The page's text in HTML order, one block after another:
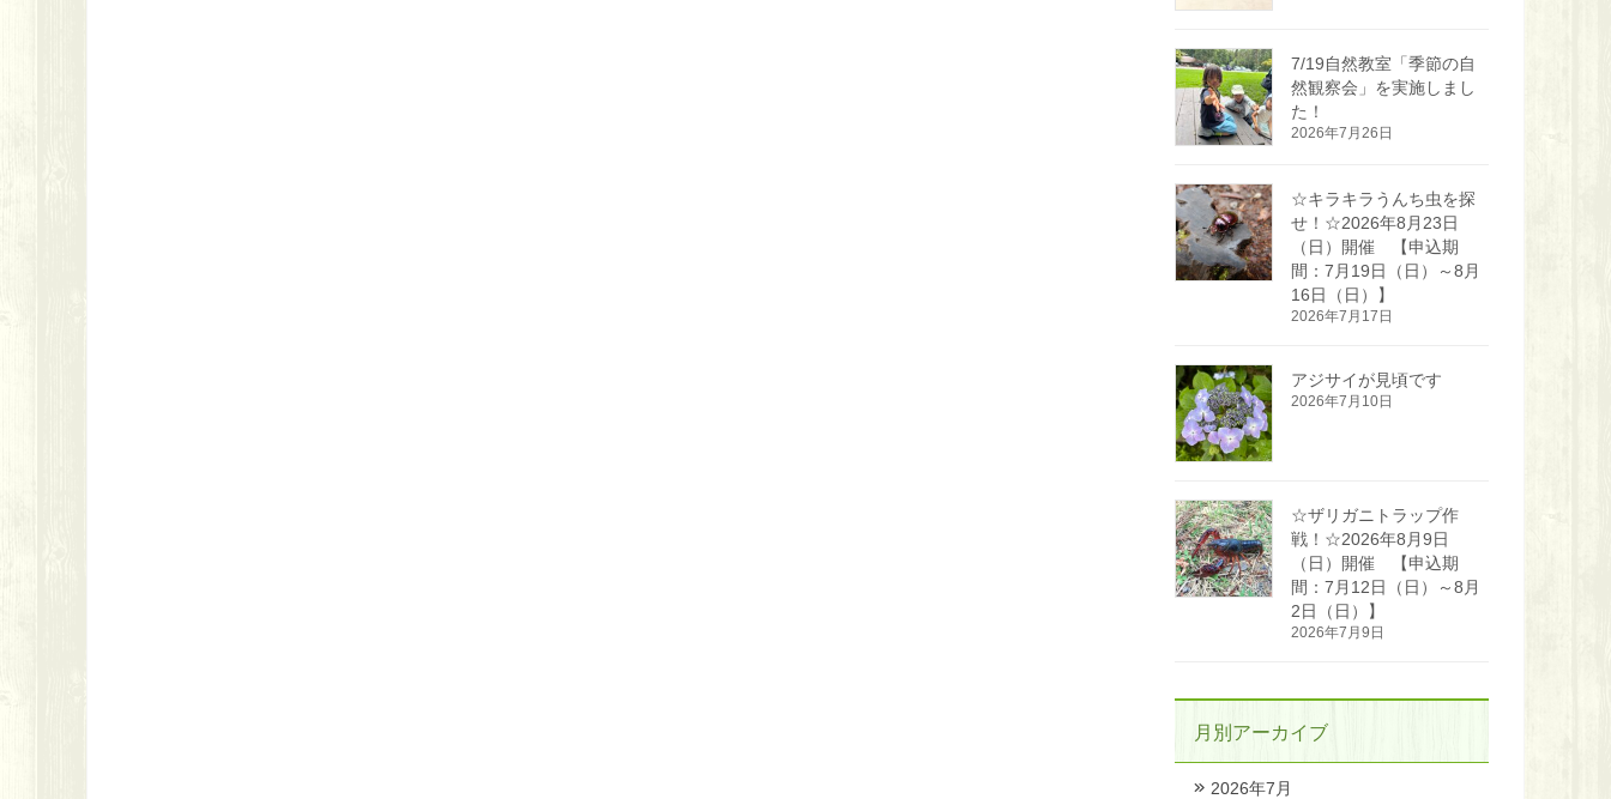
7/19自然教室「季節の自
然観察会」を実施しまし
た！
2026年7月26日
☆キラキラうんち虫を探
せ！☆2026年8月23日
（日）開催 【申込期
間：7月19日（日）～8月
16日（日）】
2026年7月17日
アジサイが見頃です
2026年7月10日
☆ザリガニトラップ作
戦！☆2026年8月9日
（日）開催 【申込期
間：7月12日（日）～8月
2日（日）】
2026年7月9日
月別アーカイブ
2026年7月